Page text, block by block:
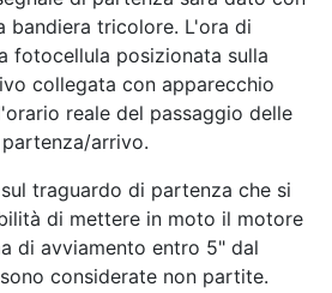
bandiera tricolore. L'ora di
fotocellula posizionata sulla
collegata con apparecchio
reale del passaggio delle
arrivo.
traguardo di partenza che si
di mettere in moto il motore
di avviamento entro 5" dal
considerate non partite.